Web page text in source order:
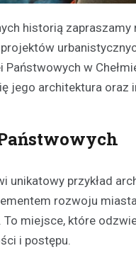
historią
w
jego architektura oraz
unikatowy przykład
rozwoju
miejsce, które
i postępu.